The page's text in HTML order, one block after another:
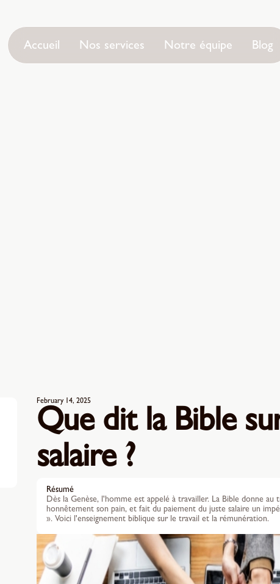
Accueil Nos services Notre équipe Blog
February 14, 2025
Que dit la Bible
salaire ?
Résumé
Dès la Genèse, l'homme est appelé à travailler. La Bible donne au
honnêtement son pain, et fait du paiement du juste salaire un
». Voici l'enseignement biblique sur le travail et la rémunération.